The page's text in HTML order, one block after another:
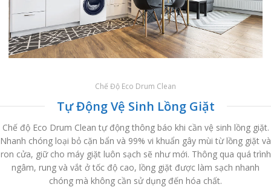
Chế Độ Eco Drum Clean
Tự Động Vệ Sinh Lồng Giặt
Chế độ Eco Drum Clean tự động thông báo khi cần vệ sinh lồng giặt.
Nhanh chóng loại bỏ cặn bẩn và 99% vi khuẩn gây mùi từ lồng giặt và
ron cửa, giữ cho máy giặt luôn sạch sẽ như mới. Thông qua quá trình
ngâm, rung và vắt ở tốc độ cao, lồng giặt được làm sạch nhanh
chóng mà không cần sử dụng đến hóa chất.